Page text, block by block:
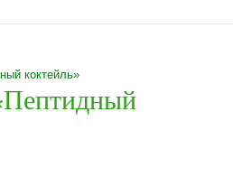
коктейль»